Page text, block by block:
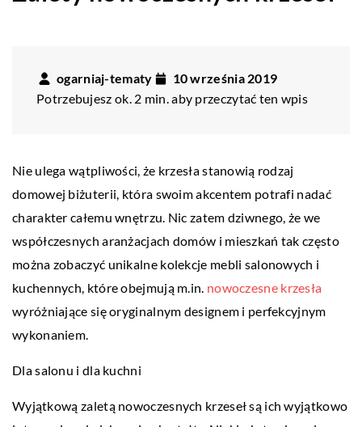
ogarniaj-tematy
10 września 2019
Potrzebujesz ok. 2 min. aby przeczytać ten wpis
Nie ulega wątpliwości, że krzesła stanowią rodzaj
domowej biżuterii, która swoim akcentem potrafi nadać
charakter całemu wnętrzu. Nic zatem dziwnego, że we
współczesnych aranżacjach domów i mieszkań tak często
można zobaczyć unikalne kolekcje mebli salonowych i
kuchennych, które obejmują m.in. nowoczesne krzesła
wyróżniające się oryginalnym designem i perfekcyjnym
wykonaniem.
Dla salonu i dla kuchni
Wyjątkową zaletą nowoczesnych krzeseł są ich wyjątkowo